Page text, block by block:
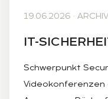
19.06.2026 ·
IT-
Schwerpunkt
Videokonferenzen